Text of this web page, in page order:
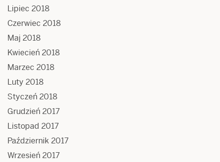
Lipiec 2018
Czerwiec 2018
Maj 2018
Kwiecień 2018
Marzec 2018
Luty 2018
Styczeń 2018
Grudzień 2017
Listopad 2017
Październik 2017
Wrzesień 2017